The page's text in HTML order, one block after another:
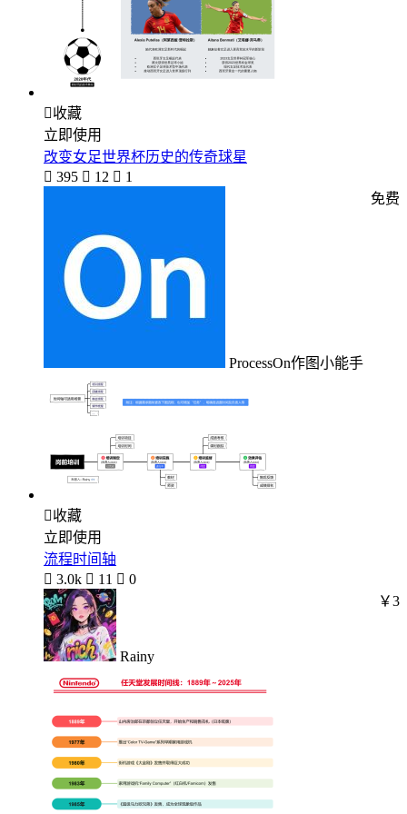
收藏
立即使用
改变女足世界杯历史的传奇球星
 395  12  1
ProcessOn作图小能手
免费
收藏
立即使用
流程时间轴
 3.0k  11  0
Rainy
￥3